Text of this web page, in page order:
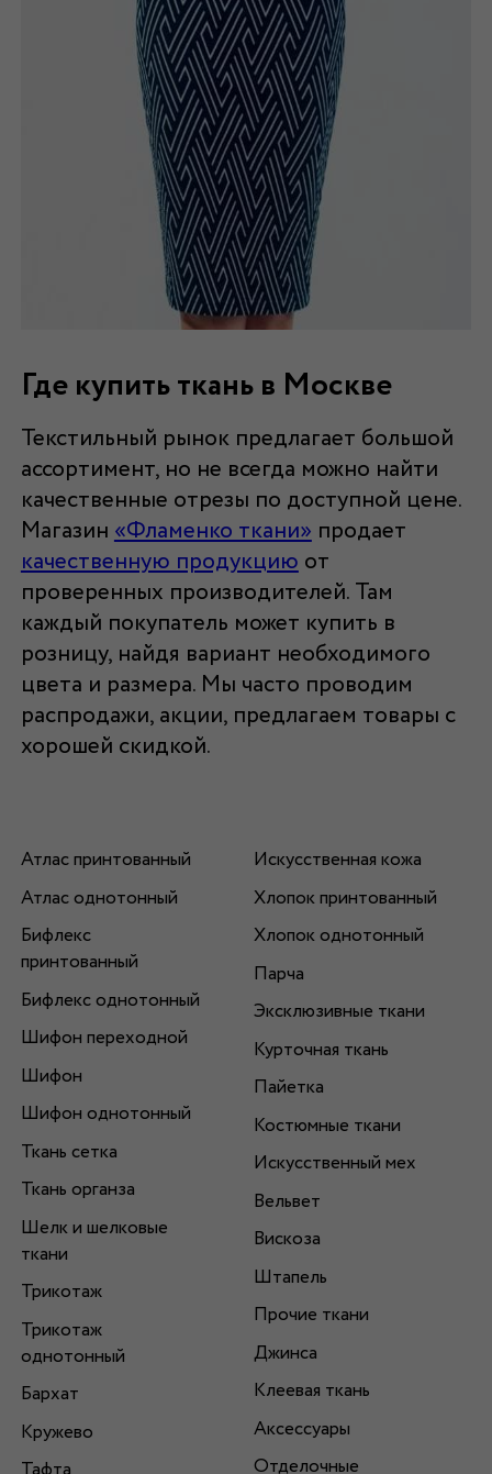
Где купить ткань в Москве
Текстильный рынок предлагает большой
ассортимент, но не всегда можно найти
качественные отрезы по доступной цене.
Магазин«Фламенко ткани»продает
качественную продукциюот
проверенных производителей. Там
каждый покупатель может купить в
розницу, найдя вариант необходимого
цвета и размера. Мы часто проводим
распродажи, акции, предлагаем товары с
хорошей скидкой.
Атлас принтованный
Атлас однотонный
Бифлекс
принтованный
Бифлекс однотонный
Шифон переходной
Шифон
Шифон однотонный
Ткань сетка
Ткань органза
Шелк и шелковые
ткани
Трикотаж
Трикотаж
однотонный
Бархат
Кружево
Искусственная кожа
Хлопок принтованный
Хлопок однотонный
Парча
Эксклюзивные ткани
Курточная ткань
Пайетка
Костюмные ткани
Искусственный мех
Вельвет
Вискоза
Штапель
Прочие ткани
Джинса
Клеевая ткань
Аксессуары
Отделочные